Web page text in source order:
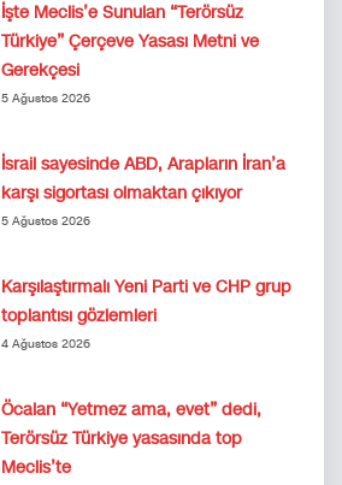
İşte Meclis’e Sunulan “Terörsüz
Türkiye” Çerçeve Yasası Metni ve
Gerekçesi
5 Ağustos 2026
İsrail sayesinde ABD, Arapların İran’a
karşı sigortası olmaktan çıkıyor
5 Ağustos 2026
Karşılaştırmalı Yeni Parti ve CHP grup
toplantısı gözlemleri
4 Ağustos 2026
Öcalan “Yetmez ama, evet” dedi,
Terörsüz Türkiye yasasında top
Meclis’te